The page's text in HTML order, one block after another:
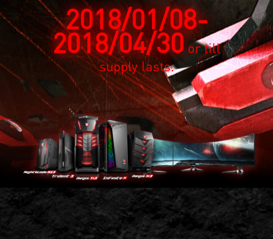
2018/01/08-
2018/04/30 or till
supply lasts.